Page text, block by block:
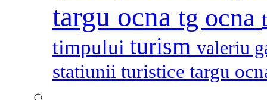
targu ocna tg ocna
timpului turism valeriu
statiunii turistice targu